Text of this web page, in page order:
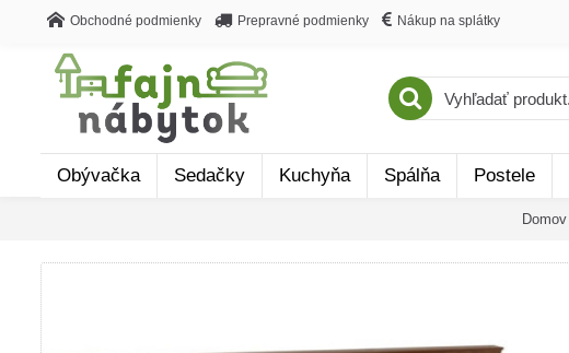
Obchodné podmienky Prepravné podmienky Nákup na splátky
Obývačka Sedačky Kuchyňa Spálňa Postele
Domov